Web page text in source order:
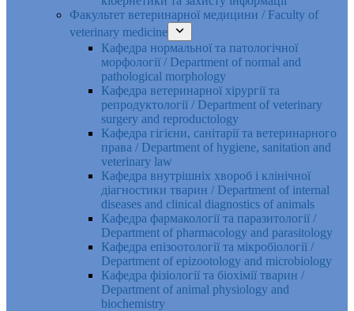
Факультет ветеринарної медицини / Faculty of
veterinary medicine
Кафедра нормальної та патологічної
морфології / Department of normal and
pathological morphology
Кафедра ветеринарної хірургії та
репродуктології / Department of veterinary
surgery and reproductology
Кафедра гігієни, санітарії та ветеринарного
права / Department of hygiene, sanitation and
veterinary law
Кафедра внутрішніх хвороб і клінічної
діагностики тварин / Department of internal
diseases and clinical diagnostics of animals
Кафедра фармакології та паразитології /
Department of pharmacology and parasitology
Кафедра епізоотології та мікробіології /
Department of epizootology and microbiology
Кафедра фізіології та біохімії тварин /
Department of animal physiology and
biochemistry